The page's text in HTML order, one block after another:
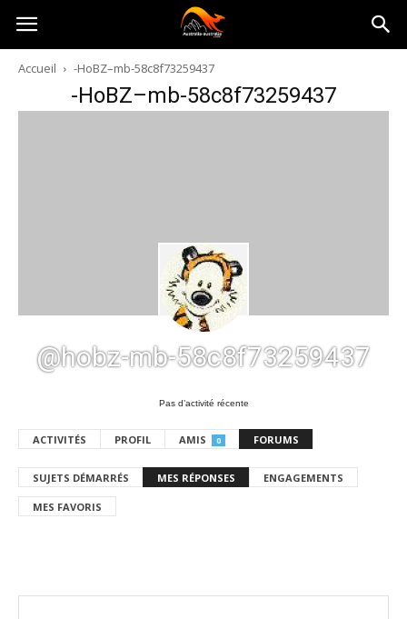
Australia-
australie.com
Accueil -HoBZ–mb-58c8f73259437
-HoBZ–mb-58c8f73259437
@hobz-mb-58c8f73259437
Pas d’activité récente
ACTIVITÉS PROFIL AMIS 0 FORUMS
SUJETS DÉMARRÉS MES RÉPONSES ENGAGEMENTS
MES FAVORIS